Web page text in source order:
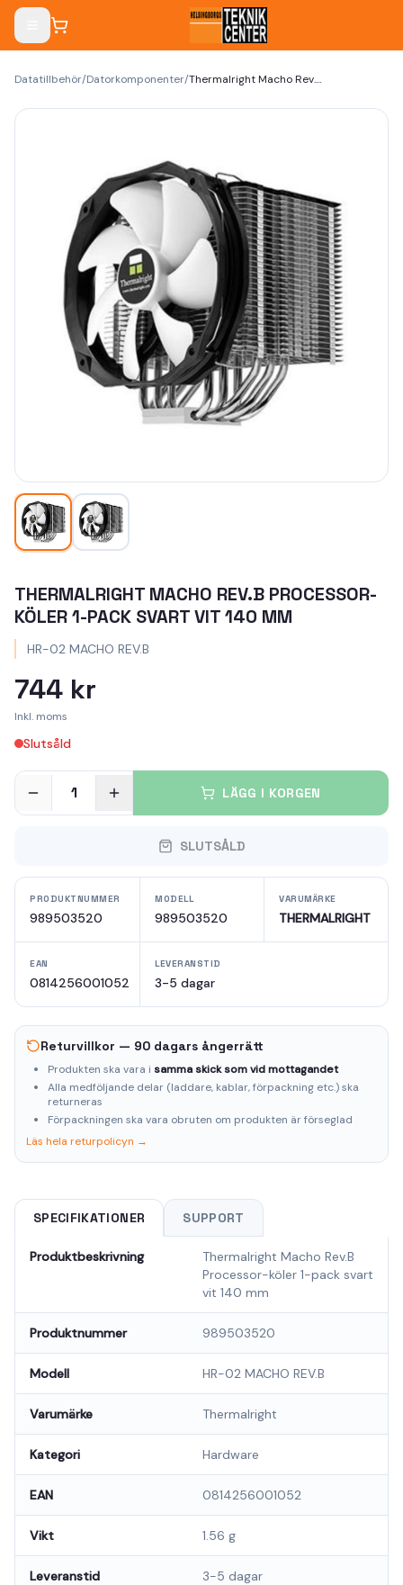
Datatillbehör/Datorkomponenter/ Thermalright Macho Rev.B Processor-köler 1-pack svart vit 140 mm
THERMALRIGHT MACHO REV.B PROCESSOR-
KÖLER 1-PACK SVART VIT 140 MM
HR-02 MACHO REV.B
744 kr
Inkl. moms
Slutsåld
1 LÄGG I KORGEN
SLUTSÅLD
PRODUKTNUMMER
989503520
MODELL
989503520
VARUMÄRKE
THERMALRIGHT
EAN
0814256001052
LEVERANSTID
3-5 dagar
Returvillkor — 90 dagars ångerrätt
Produkten ska vara i samma skick som vid mottagandet
Alla medföljande delar (laddare, kablar, förpackning etc.) ska
returneras
Förpackningen ska vara obruten om produkten är förseglad
Läs hela returpolicyn →
SPECIFIKATIONER SUPPORT
Produktbeskrivning
Thermalright Macho Rev.B
Processor-köler 1-pack svart
vit 140 mm
Produktnummer 989503520
Modell HR-02 MACHO REV.B
Varumärke Thermalright
Kategori Hardware
EAN 0814256001052
Vikt 1.56 g
Leveranstid 3-5 dagar